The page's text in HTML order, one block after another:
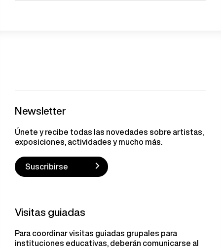
Newsletter
Únete y recibe todas las novedades sobre artistas,
exposiciones, actividades y mucho más.
Suscribirse
Visitas guiadas
Para coordinar visitas guiadas grupales para
instituciones educativas, deberán comunicarse al